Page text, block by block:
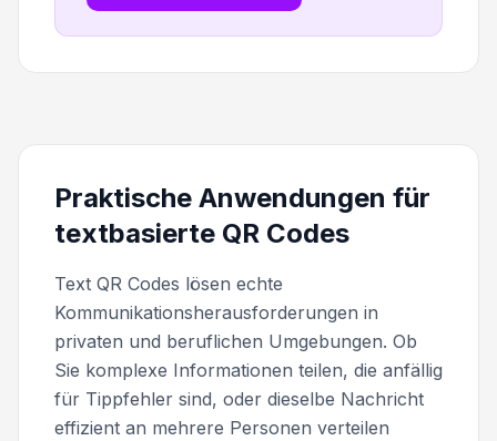
Praktische Anwendungen für
textbasierte QR Codes
Text QR Codes lösen echte
Kommunikationsherausforderungen in
privaten und beruflichen Umgebungen. Ob
Sie komplexe Informationen teilen, die anfällig
für Tippfehler sind, oder dieselbe Nachricht
effizient an mehrere Personen verteilen